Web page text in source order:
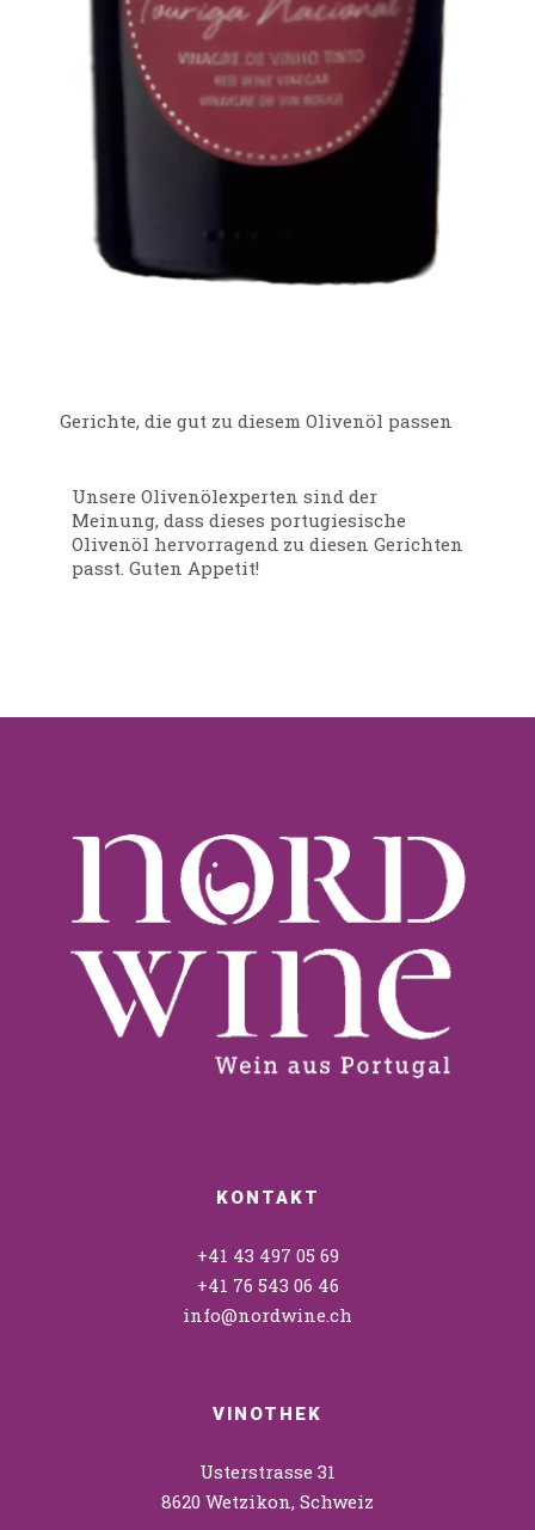
Gerichte, die gut zu diesem Olivenöl passen
Unsere Olivenölexperten sind der
Meinung, dass dieses portugiesische
Olivenöl hervorragend zu diesen Gerichten
passt. Guten Appetit!
KONTAKT
+41 43 497 05 69
+41 76 543 06 46
info@nordwine.ch
VINOTHEK
Usterstrasse 31
8620 Wetzikon, Schweiz